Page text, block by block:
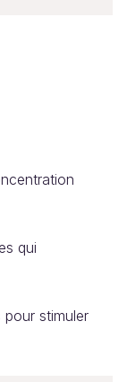
qui
pour stimuler